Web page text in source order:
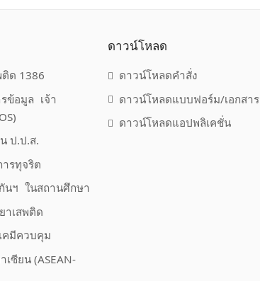
ติด 1386
ข้อมูล เจ้า
ป.ป.ส.
ารทุจริต
นฯ ในสถานศึกษา
าเสพติด
คมีควบคุม
ซียน (ASEAN-
ดาวน์โหลด
ดาวน์โหลดคำสั่ง
ดาวน์โหลดแบบฟอร์ม/เอกสาร
ดาวน์โหลดแอปพลิเคชั่น